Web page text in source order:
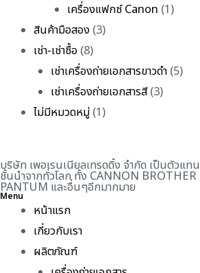
เครื่องแฟกซ์ Canon (1)
สินค้ามือสอง (3)
เช่า-เช่าซื้อ (8)
เช่าเครื่องถ่ายเอกสารขาวดำ(5)
เช่าเครื่องถ่ายเอกสารสี(3)
ไม่มีหมวดหมู่ (1)
บริษัท เพอเรนเนียลเทรดดิ้ง จำกัด เป็นตัวแ
ชั้นนำจากทั่วโลก ทั้ง CANNON
PANTUM และอื่นๆอีกมากมาย
Menu
หน้าแรก
เกี่ยวกับเรา
ผลิตภัณฑ์